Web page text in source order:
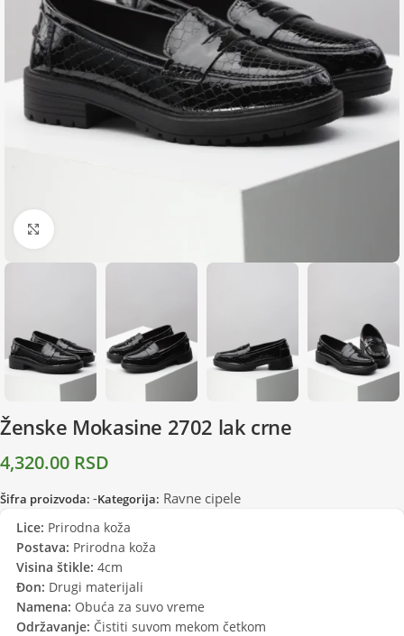
Zumiraj sliku
Ženske Mokasine 2702 lak crne
4,320.00 RSD
Šifra proizvoda: -Kategorija: Ravne cipele
Lice: Prirodna koža
Postava: Prirodna koža
Visina štikle: 4cm
Đon: Drugi materijali
Namena: Obuća za suvo vreme
Održavanje: Čistiti suvom mekom četkom